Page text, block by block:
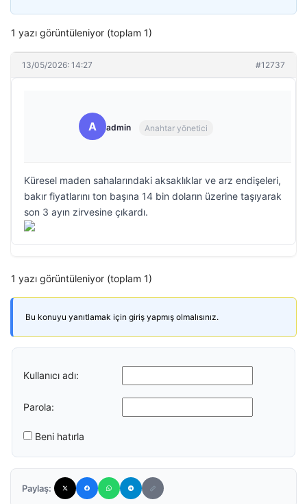
1 yazı görüntüleniyor (toplam 1)
13/05/2026: 14:27 #12737
A admin Anahtar yönetici
Küresel maden sahalarındaki aksaklıklar ve arz endişeleri,
bakır fiyatlarını ton başına 14 bin doların üzerine taşıyarak
son 3 ayın zirvesine çıkardı.
1 yazı görüntüleniyor (toplam 1)
Bu konuyu yanıtlamak için giriş yapmış olmalısınız.
Kullanıcı adı:
Parola:
Beni hatırla
Paylaş: